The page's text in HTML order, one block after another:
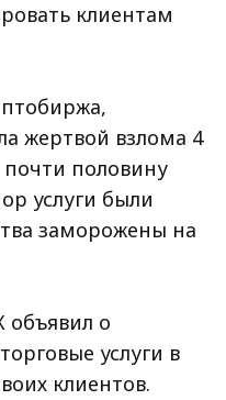
клиентам
жертвой взлома 4
половину
услуги были
заморожены на
объявил о
услуги в
клиентов.